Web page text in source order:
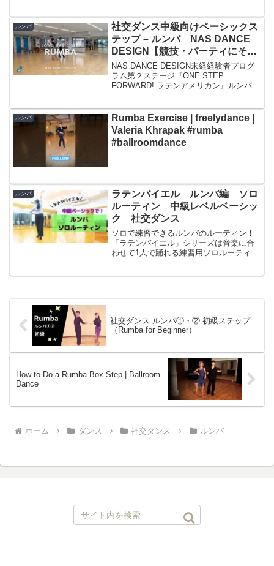
ルンバ
社交ダンス中級向けベーシックス
テップ – ルンバ NAS DANCE
DESIGN【競技・パーティにその
まま使える/ルンバ】
NAS DANCE DESIGN未経経験者プログ
ラム第２ステージ『ONE STEP
FORWARD! ラテンアメリカン』ルンバ
ージトレーニングにご活用ください♪...
ルンバ
Rumba Exercise | freelydance |
Valeria Khrapak #rumba
#ballroomdance
ルンバ
ラテンバイエル ルンバ編 ソロ
ルーティン 中級レベルベーシッ
ク 社交ダンス
ソロで練習できるルンバのルーティン！
「ラテンバイエル」シリーズは音楽に合
わせて1人で踊れる練習用ソロルーティン
社交ダンス ルンバ①・② 初級ステップ
（Rumba for Beginner）
How to Do a Rumba Box Step | Ballroom
Dance
ホーム ダンス 社交ダンス ルンバ